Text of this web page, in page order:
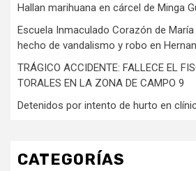
Hallan marihuana en cárcel de Minga
Escuela Inmaculado Corazón de
hecho de vandalismo y robo en
TRÁGICO ACCIDENTE: FALLECE EL
TORALES EN LA ZONA DE CAMPO 9
Detenidos por intento de hurto en
CATEGORÍAS